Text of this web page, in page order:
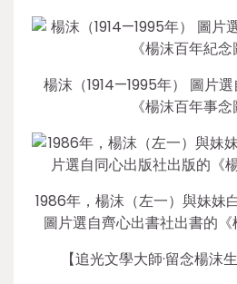
楊沫（1914—1995年） 圖片
《楊沫百年事念
1986年，楊沫（左一）與妹妹
圖片選自齊心出書社出書的《
【追光文學大師·留念楊沫